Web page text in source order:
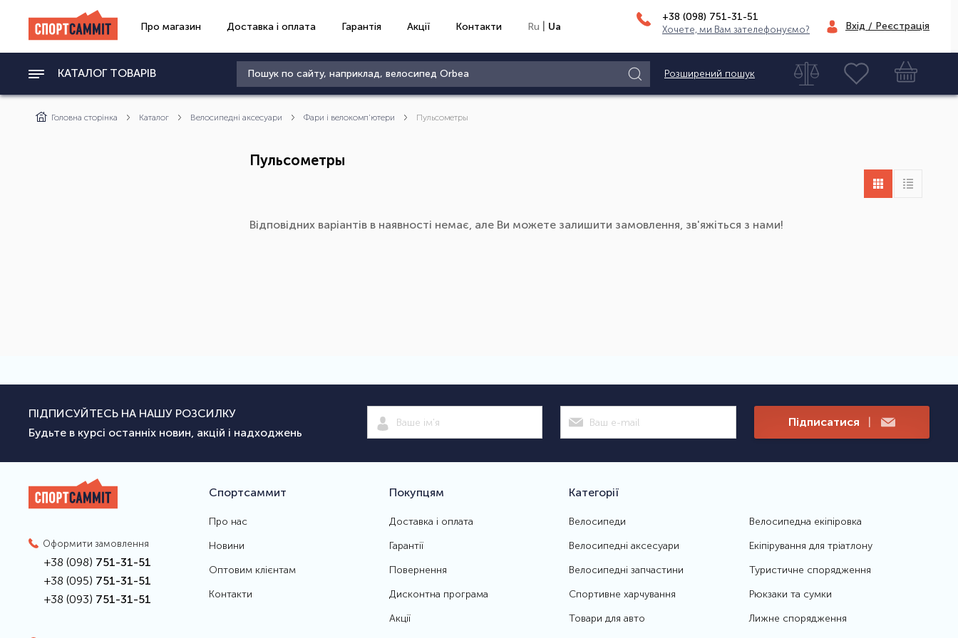
Про магазин Доставка і оплата Гарантія Акції Контакти Ru Ua
+38 (098) 751-31-51
Хочете, ми Вам зателефонуємо? Вхід / Реєстрація
КАТАЛОГ ТОВАРІВ Розширений пошук
Головна сторінка Каталог Велосипедні аксесуари Фари і велокомп'ютери Пульсометры
Пульсометры
Відповідних варіантів в наявності немає, але Ви можете залишити замовлення, зв'яжіться з нами!
ПІДПИСУЙТЕСЬ НА НАШУ РОЗСИЛКУ
Будьте в курсі останніх новин, акцій і надходжень
Підписатися |
Оформити замовлення
+38 (098) 751-31-51
+38 (095) 751-31-51
+38 (093) 751-31-51
Спортсаммит
Про нас
Новини
Оптовим клієнтам
Контакти
Покупцям
Доставка і оплата
Гарантії
Повернення
Дисконтна програма
Акції
Категорії
Велосипеди
Велосипедні аксесуари
Велосипедні запчастини
Спортивне харчування
Товари для авто
Велосипедна екіпіровка
Екіпірування для тріатлону
Туристичне спорядження
Рюкзаки та сумки
Лижне спорядження